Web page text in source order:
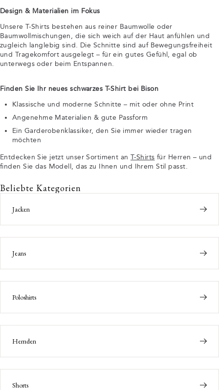
Design & Materialien im Fokus
Unsere T-Shirts bestehen aus reiner Baumwolle oder
Baumwollmischungen, die sich weich auf der Haut anfühlen und
zugleich langlebig sind. Die Schnitte sind auf Bewegungsfreiheit
und Tragekomfort ausgelegt – für ein gutes Gefühl, egal ob
unterwegs oder beim Entspannen.
Finden Sie Ihr neues schwarzes T-Shirt bei Bison
Klassische und moderne Schnitte – mit oder ohne Print
Angenehme Materialien & gute Passform
Ein Garderobenklassiker, den Sie immer wieder tragen
möchten
Entdecken Sie jetzt unser Sortiment anT-Shirts für Herren – und
finden Sie das Modell, das zu Ihnen und Ihrem Stil passt.
Beliebte Kategorien
Jacken
Jeans
Poloshirts
Hemden
Shorts